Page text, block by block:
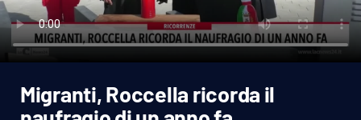
Attualità
Economia e lavoro
Italia Mondo
Migranti, Roccella ricorda il